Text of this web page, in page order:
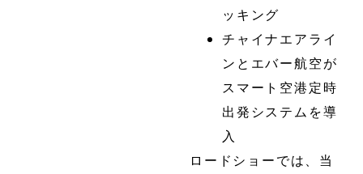
ッキング
チャイナエアライ
ンとエバー航空が
スマート空港定時
出発システムを導
入
ロードショーでは、当